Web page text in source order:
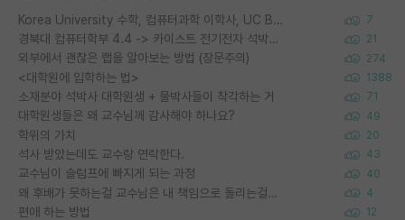
Korea University 수학, 컴퓨터과학 이학사, UC Berkeley 산업공학 대학원 공학박사가 되는 것은 쉽지 않겠죠? 7
경북대 컴퓨터학부 4.4 -> 카이스트 전기전자 석박사통합과정 합격 21
외부에서 괜찮은 랩을 알아보는 방법 (장문주의) 274
<대학원에 입학하는 법> 1388
소재분야 석박사 대학원생 + 물박사들이 착각하는 거 71
대학원생들은 왜 교수님께 감사해야 하나요? 49
학위의 가치 20
석사 받았는데도 교수랑 연락한다. 43
교수님이 슬럼프에 빠지게 되는 과정 40
왜 후배가 못하는걸 교수님은 내 책임으로 돌리는걸까요? 4
편애 하는 방법 12